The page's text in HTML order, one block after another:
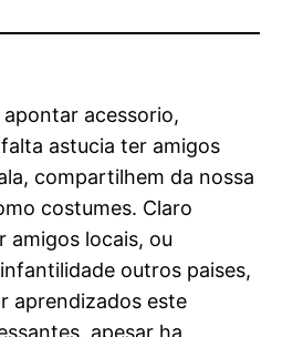
acessorio,
astucia ter amigos
compartilhem da nossa
costumes. Claro
amigos locais, ou
outros paises,
aprendizados este
apesar ha